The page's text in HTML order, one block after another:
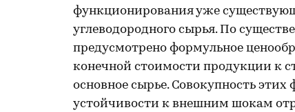
функционирования уже
углеводородного сырья. По
предусмотрено формульное
конечной стоимости продукции к
основное сырье. Совокупность
устойчивости к внешним шокам